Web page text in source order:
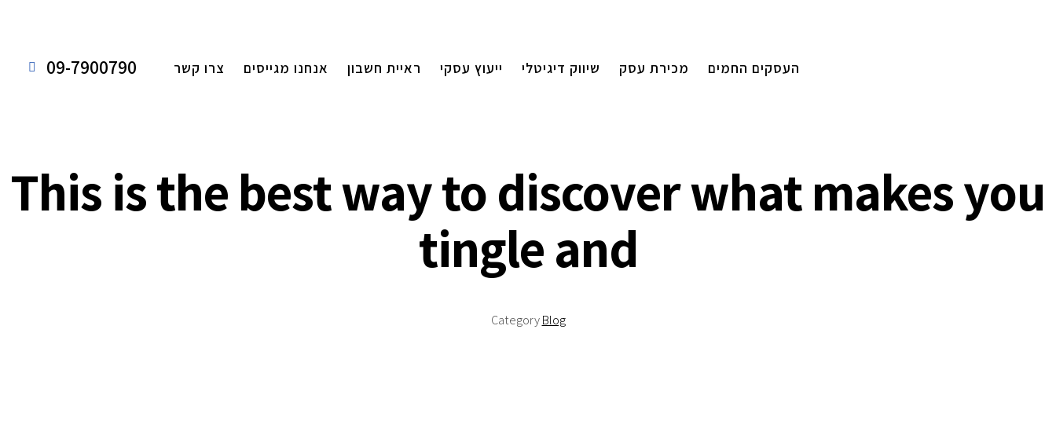
09-7900790 צרו קשר אנחנו מגייסים ראיית חשבון ייעוץ עסקי שיווק דיגיטלי מכירת עסק העסקים החמים
This is the best way to discover what makes you
tingle and
CategoryBlog